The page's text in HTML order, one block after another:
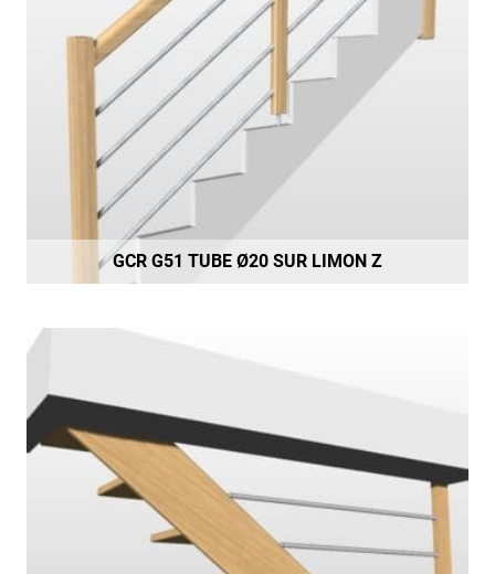
GCR G51 TUBE Ø20 SUR LIMON Z